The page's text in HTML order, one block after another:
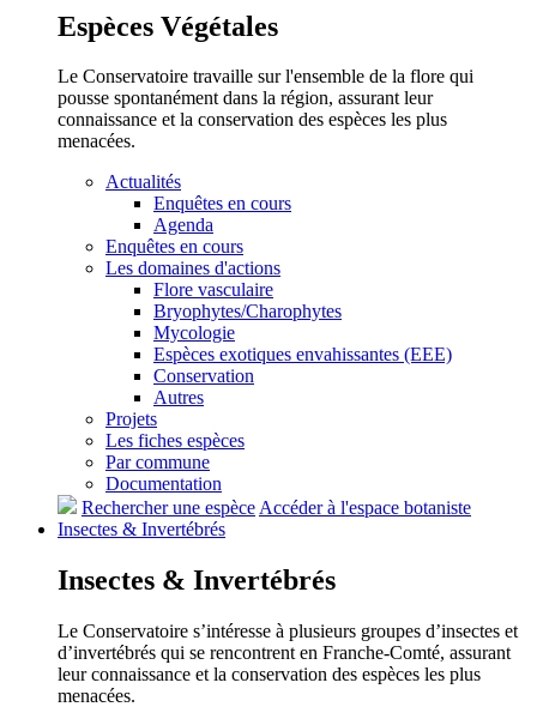
Espèces Végétales
Le Conservatoire travaille sur l'ensemble de la flore qui
pousse spontanément dans la région, assurant leur
connaissance et la conservation des espèces les plus
menacées.
Actualités
Enquêtes en cours
Agenda
Enquêtes en cours
Les domaines d'actions
Flore vasculaire
Bryophytes/Charophytes
Mycologie
Espèces exotiques envahissantes (EEE)
Conservation
Autres
Projets
Les fiches espèces
Par commune
Documentation
Rechercher une espèceAccéder à l'espace botaniste
Insectes & Invertébrés
Insectes & Invertébrés
Le Conservatoire s’intéresse à plusieurs groupes d’insectes et
d’invertébrés qui se rencontrent en Franche-Comté, assurant
leur connaissance et la conservation des espèces les plus
menacées.